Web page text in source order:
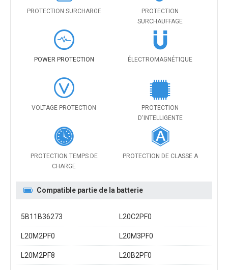
PROTECTION SURCHARGE
PROTECTION
SURCHAUFFAGE
POWER PROTECTION ÉLECTROMAGNÉTIQUE
VOLTAGE PROTECTION
PROTECTION
D'INTELLIGENTE
PROTECTION TEMPS DE
CHARGE
PROTECTION DE CLASSE A
Compatible partie de la batterie
5B11B36273 L20C2PF0
L20M2PF0 L20M3PF0
L20M2PF8 L20B2PF0